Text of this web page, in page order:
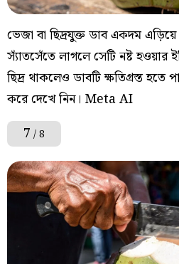
ভেজা বা ছিদ্রযুক্ত ডাব একদম
স্যাঁতসেঁতে লাগলে সেটি নষ্ট হওয়ার
ছিদ্র থাকলেও ডাবটি ক্ষতিগ্রস্ত
করে দেখে নিন। Meta AI
7 / 8